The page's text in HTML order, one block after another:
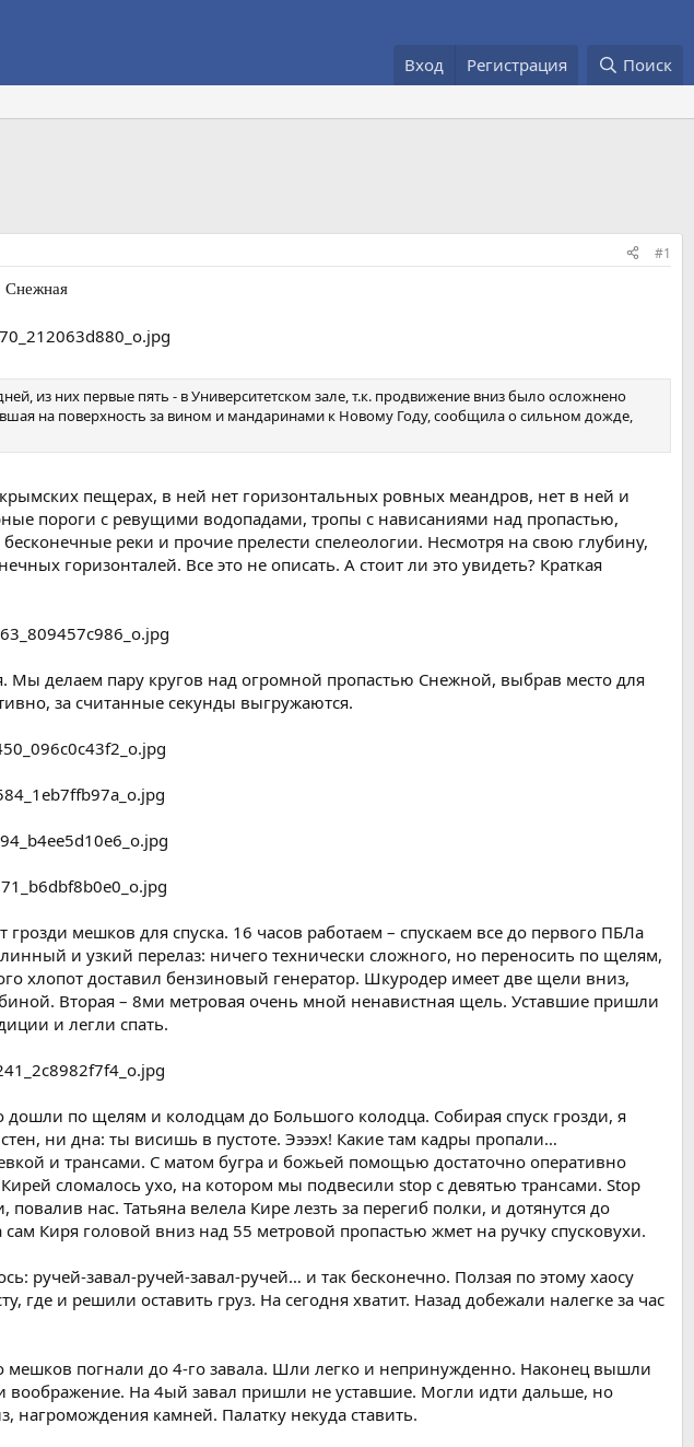
Вход Регистрация Поиск
#1
Снежная​
из них первые пять - в Университетском зале, т.к. продвижение вниз было осложнено
на поверхность за вином и мандаринами к Новому Году, сообщила о сильном дожде,
пещерах, в ней нет горизонтальных ровных меандров, нет в ней и
пороги с ревущими водопадами, тропы с нависаниями над пропастью,
реки и прочие прелести спелеологии. Несмотря на свою глубину,
горизонталей. Все это не описать. А стоит ли это увидеть? Краткая
Мы делаем пару кругов над огромной пропастью Снежной, выбрав место для
за считанные секунды выгружаются.
мешков для спуска. 16 часов работаем – спускаем все до первого ПБЛа
и узкий перелаз: ничего технически сложного, но переносить по щелям,
хлопот доставил бензиновый генератор. Шкуродер имеет две щели вниз,
Вторая – 8ми метровая очень мной ненавистная щель. Уставшие пришли
и легли спать.
по щелям и колодцам до Большого колодца. Собирая спуск грозди, я
ни дна: ты висишь в пустоте. Ээээх! Какие там кадры пропали…
и трансами. С матом бугра и божьей помощью достаточно оперативно
сломалось ухо, на котором мы подвесили stop с девятью трансами. Stop
нас. Татьяна велела Кире лезть за перегиб полки, и дотянутся до
Киря головой вниз над 55 метровой пропастью жмет на ручку спусковухи.
ручей-завал-ручей-завал-ручей… и так бесконечно. Ползая по этому хаосу
и решили оставить груз. На сегодня хватит. Назад добежали налегке за час
мешков погнали до 4-го завала. Шли легко и непринужденно. Наконец вышли
На 4ый завал пришли не уставшие. Могли идти дальше, но
нагромождения камней. Палатку некуда ставить.